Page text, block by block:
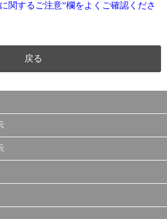
関するご注意”欄をよくご確認くださ
戻る